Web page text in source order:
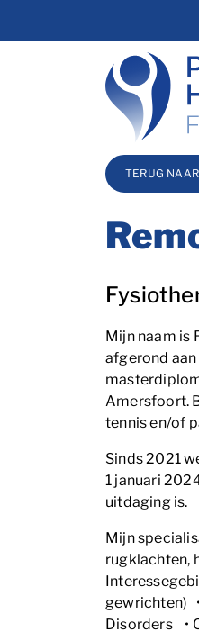
TERUG
Mijn naam is
afgerond aan
Amersfoort.
tennis en/of
Sinds 2021
1 januari
uitdaging is.
Mijn
rugklachten,
gewrichten)
Disorders •